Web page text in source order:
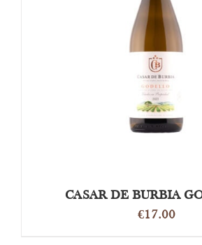
OPTIES SELECTEREN /
CASAR DE BURBIA
€17.00